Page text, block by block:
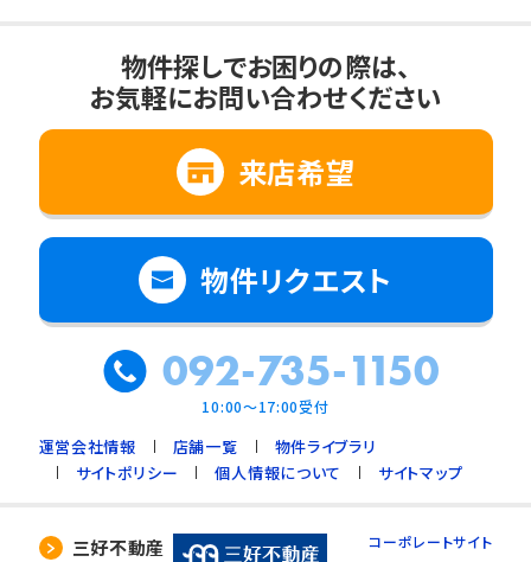
物件探しでお困りの際は、
お気軽にお問い合わせください
来店希望
物件リクエスト
092-735-1150
10:00～17:00受付
運営会社情報 店舗一覧
物件ライブラリ
サイトポリシー
個人情報について サイトマップ
三好不動産 コーポレートサイト